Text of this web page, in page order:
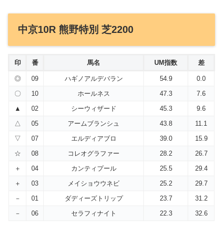
中京10R 熊野特別 芝2200
印 番 馬名 UM指数 差
◎ 09 ハギノアルデバラン 54.9
0.0
〇
10 ホールネス 47.3
7.6
▲
02 シーウィザード 45.3
9.6
△
05 アームブランシュ 43.8
11.1
▽
07 エルディアブロ 39.0
15.9
☆
08 コレオグラファー 28.2
26.7
＋
04 カンティプール 25.5
29.4
＋
03 メイショウウネビ 25.2
29.7
－
01 ダディーズトリップ 23.7
31.2
－
06 セラフィナイト 22.3 32.6